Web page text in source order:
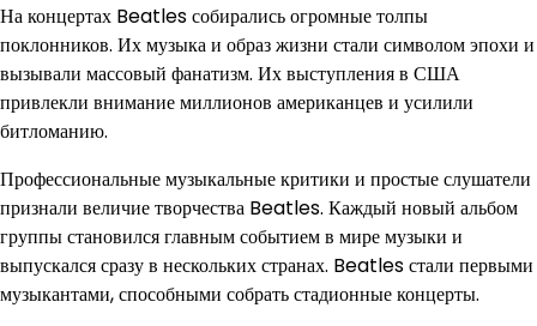
На концертах Beatles собирались огромные толпы
поклонников. Их музыка и образ жизни стали символом эпохи и
вызывали массовый фанатизм. Их выступления в США
привлекли внимание миллионов американцев и усилили
битломанию.
Профессиональные музыкальные критики и простые слушатели
признали величие творчества Beatles. Каждый новый альбом
группы становился главным событием в мире музыки и
выпускался сразу в нескольких странах. Beatles стали первыми
музыкантами, способными собрать стадионные концерты.